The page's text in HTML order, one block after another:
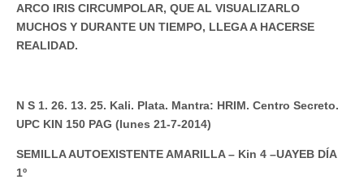
ARCO IRIS CIRCUMPOLAR, QUE AL VISUALIZARLO
MUCHOS Y DURANTE UN TIEMPO, LLEGA A HACERSE
REALIDAD.
N S 1. 26. 13. 25. Kali. Plata. Mantra: HRIM. Centro Secreto.
UPC KIN 150 PAG (lunes 21-7-2014)
SEMILLA AUTOEXISTENTE AMARILLA – Kin 4 –UAYEB DÍA
1º